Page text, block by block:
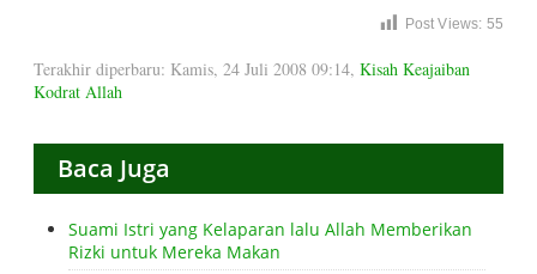
Post Views: 55
Terakhir diperbaru: Kamis, 24 Juli 2008 09:14, Kisah Keajaiban
Kodrat Allah
Baca Juga
Suami Istri yang Kelaparan lalu Allah Memberikan
Rizki untuk Mereka Makan